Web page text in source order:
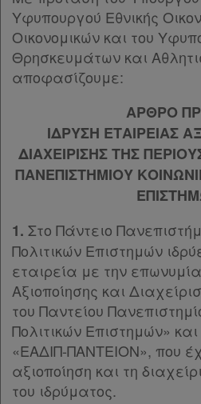
Απόκτηση
Ατομική
συνδρομή
πακέτα
Παροχές
σε
συνδρομητές
Υφυπουργού Εθνικής
Οικονομικών και του
Θρησκευμάτων και
αποφασίζουμε:
ΑΡΘΡΟ
ΙΔΡΥΣΗ ΕΤΑΙΡΕΙΑΣ
ΔΙΑΧΕΙΡΙΣΗΣ ΤΗΣ
ΠΑΝΕΠΙΣΤΗΜΙΟΥ
1. Στο Πάντειο
Πολιτικών Επιστημών
εταιρεία με την
Αξιοποίησης και
του Παντείου
Πολιτικών Επιστημών» και
«ΕΑΔΙΠ-ΠΑΝΤΕΙΟΝ», που
αξιοποίηση και τη
του ιδρύματος.